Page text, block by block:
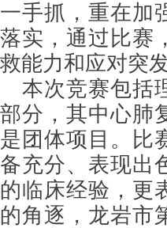
一手抓，重在加
落实，通过比赛
救能力和应对突
本次竞赛包括
部分，其中心肺
是团体项目。比
备充分、表现出
的临床经验，更
的角逐，龙岩市